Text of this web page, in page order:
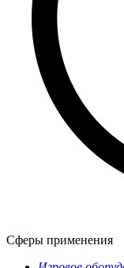
Сферы применения